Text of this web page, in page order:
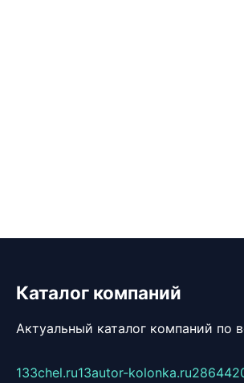
Каталог компаний
Актуальный каталог компаний по
133chel.ru13autor-kolonka.ru